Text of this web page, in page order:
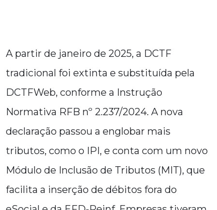
A partir de janeiro de 2025, a DCTF
tradicional foi extinta e substituída pela
DCTFWeb, conforme a Instrução
Normativa RFB nº 2.237/2024. A nova
declaração passou a englobar mais
tributos, como o IPI, e conta com um novo
Módulo de Inclusão de Tributos (MIT), que
facilita a inserção de débitos fora do